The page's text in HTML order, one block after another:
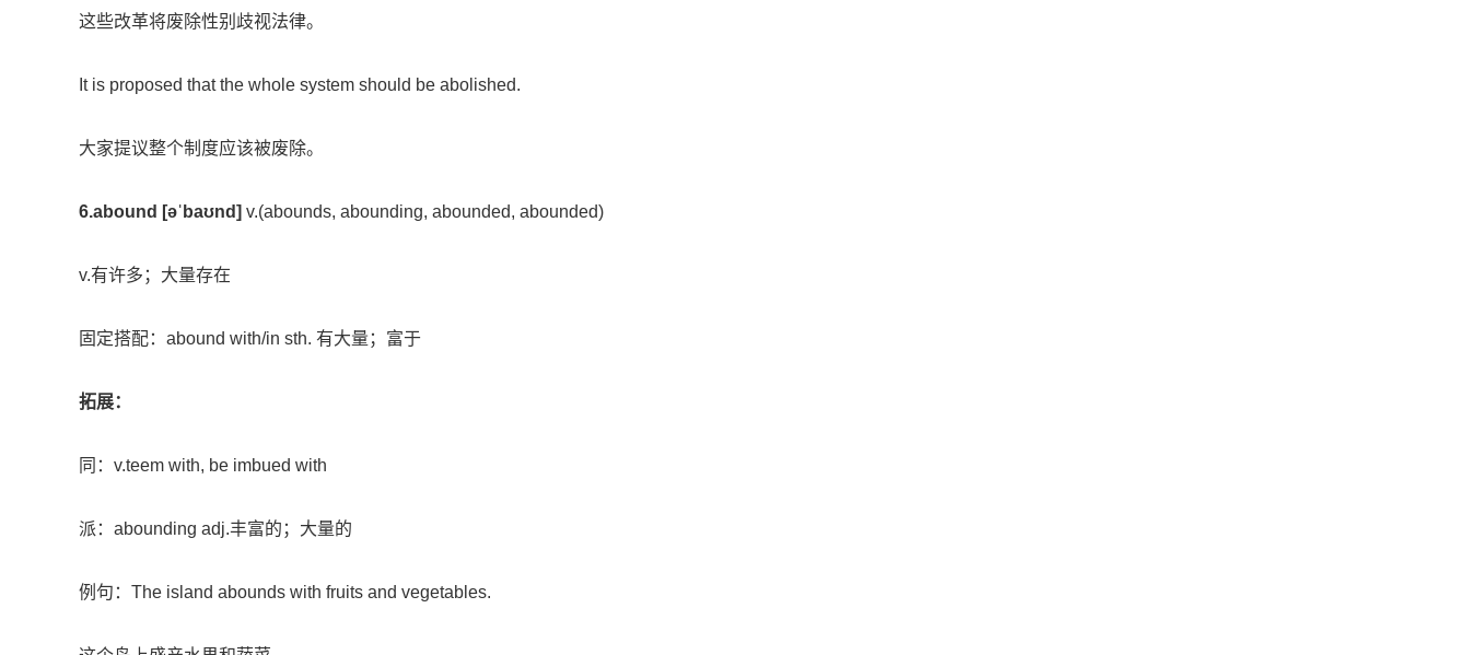
这些改革将废除性别歧视法律。
It is proposed that the whole system should be abolished.
大家提议整个制度应该被废除。
6.abound [əˈbaʊnd] v.(abounds, abounding, abounded, abounded)
v.有许多；大量存在
固定搭配：abound with/in sth. 有大量；富于
拓展：
同：v.teem with, be imbued with
派：abounding adj.丰富的；大量的
例句：The island abounds with fruits and vegetables.